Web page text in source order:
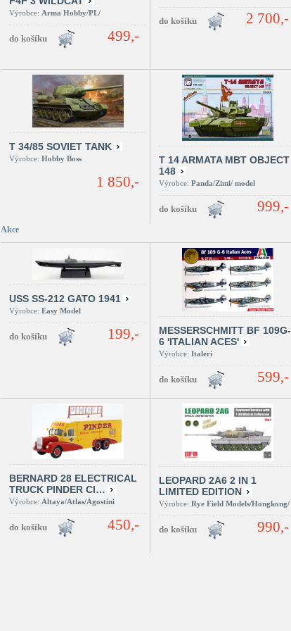
Výrobce: Arma Hobby/PL/
499,-
2 700,-
T 34/85 SOVIET TANK
Výrobce: Hobby Boss
1 850,-
T 14 ARMATA MBT OBJECT
148
Výrobce: Panda/Zimi/ model
999,-
Akce
USS SS-212 GATO 1941
Výrobce: Easy Model
199,-
MESSERSCHMITT BF 109G-
6 'ITALIAN ACES'
Výrobce: Italeri
599,-
BERNARD 28 ELECTRICAL
TRUCK PINDER CI…
Výrobce: Altaya/Atlas/Agostini
450,-
LEOPARD 2A6 2 IN 1
LIMITED EDITION
Výrobce: Rye Field Models/Hongkong/
990,-